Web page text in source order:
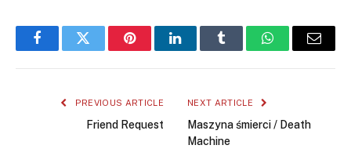
FacebookTwitter PinterestLinkedInTumblr WhatsAppEmail
PREVIOUS ARTICLE
Friend Request
NEXT ARTICLE
Maszyna śmierci / Death
Machine